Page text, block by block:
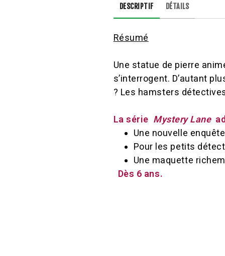
DESCRIPTIF DÉTAILS
Résumé
Une statue de pierre
s’interrogent. D’autant
? Les hamsters
La série Mystery Lane
Une nouvelle
Pour les petits
Une maquette
Dès 6 ans.